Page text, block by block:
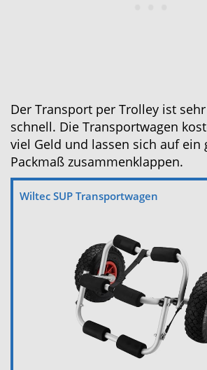
Der Transport per Trolley ist
schnell. Die Transportwagen
viel Geld und lassen sich auf ein
Packmaß zusammenklappen.
Wiltec SUP Transportwagen